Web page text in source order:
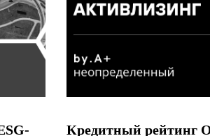
Кредитный рейтинг